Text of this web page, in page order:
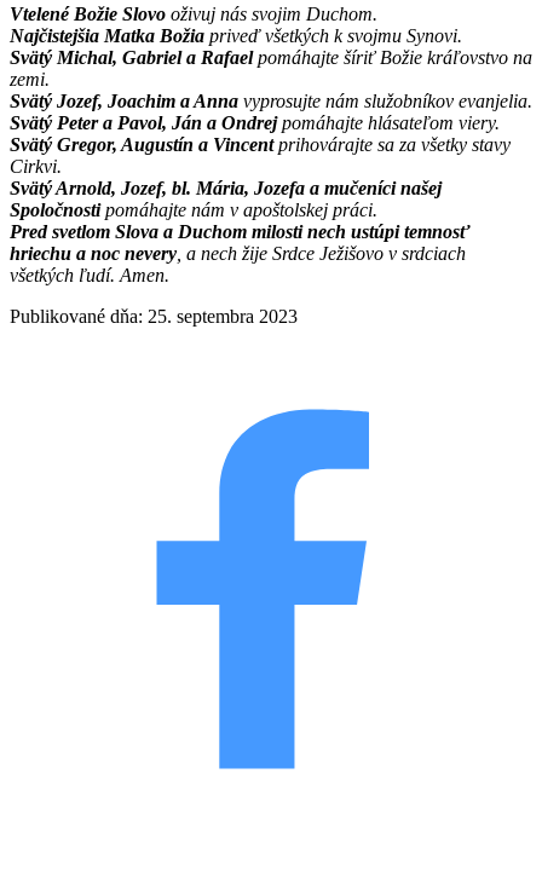
Vtelené Božie Slovo oživuj nás svojim Duchom.
Najčistejšia Matka Božia priveď všetkých k svojmu Synovi.
Svätý Michal, Gabriel a Rafaelpomáhajte šíriť Božie kráľovstvo na
zemi.
Svätý Jozef, Joachim a Anna vyprosujte nám služobníkov evanjelia.
Svätý Peter a Pavol, Ján a Ondrejpomáhajte hlásateľom viery.
Svätý Gregor, Augustín a Vincentprihovárajte sa za všetky stavy
Cirkvi.
Svätý Arnold, Jozef, bl. Mária, Jozefa a mučeníci našej
Spoločnostipomáhajte nám v apoštolskej práci.
Pred svetlom Slova a Duchom milosti nech ustúpi temnosť
hriechu a noc nevery , a nech žije Srdce Ježišovo v srdciach
všetkých ľudí. Amen.
Publikované dňa: 25. septembra 2023